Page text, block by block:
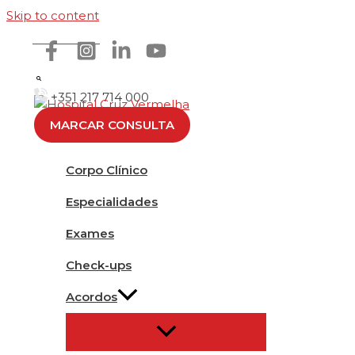
Skip to content
Como chegar
+351 217 714 000
MARCAR CONSULTA
Corpo Clínico
Especialidades
Exames
Check-ups
Acordos